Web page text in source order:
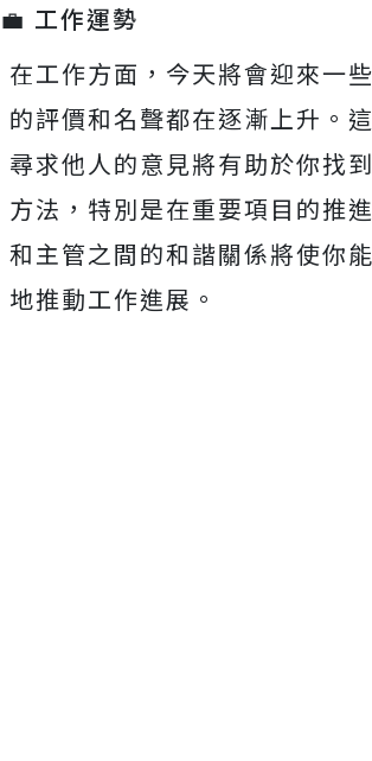
💼 工作運勢
在工作方面，今天將會迎來一
的評價和名聲都在逐漸上升。
尋求他人的意見將有助於你找
方法，特別是在重要項目的推
和主管之間的和諧關係將使你
地推動工作進展。